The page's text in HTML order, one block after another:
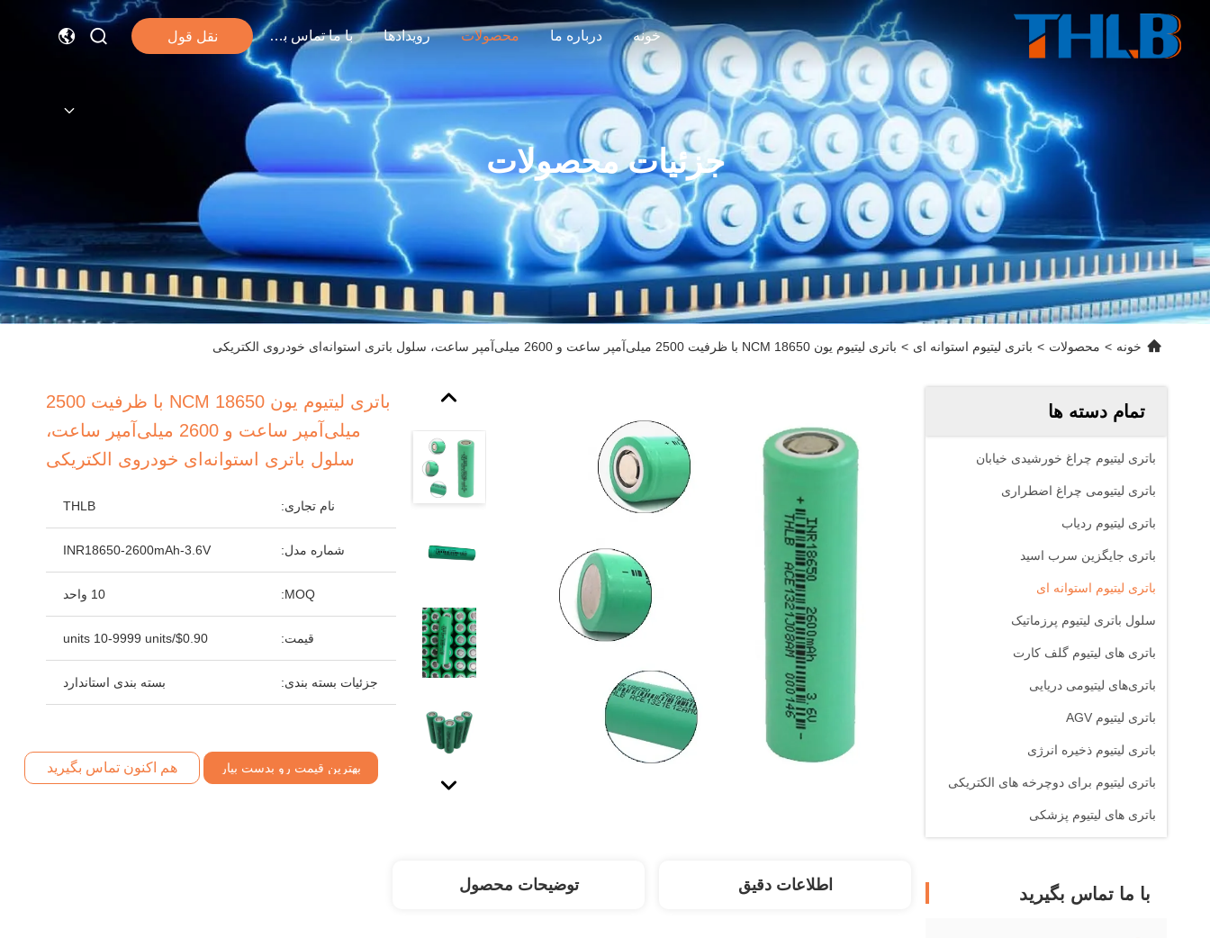
خونه درباره ما محصولات رویدادها با ما تماس بگیرید نقل قول
جزئیات محصولات
خونه > محصولات > باتری لیتیوم استوانه ای > باتری لیتیوم یون NCM 18650 با ظرفیت 2500 میلی‌آمپر ساعت و 2600 میلی‌آمپر ساعت، سلول باتری استوانه‌ای خودروی الکتریکی
تمام دسته ها
باتری لیتیوم چراغ خورشیدی خیابان
باتری لیتیومی چراغ اضطراری
باتری لیتیوم ردیاب
باتری جایگزین سرب اسید
باتری لیتیوم استوانه ای
سلول باتری لیتیوم پرزماتیک
باتری های لیتیوم گلف کارت
باتری‌های لیتیومی دریایی
باتری لیتیوم AGV
باتری لیتیوم ذخیره انرژی
باتری لیتیوم برای دوچرخه های الکتریکی
باتری های لیتیوم پزشکی
با ما تماس بگیرید
باتری لیتیوم یون NCM 18650 با ظرفیت 2500
میلی‌آمپر ساعت و 2600 میلی‌آمپر ساعت،
سلول باتری استوانه‌ای خودروی الکتریکی
نام تجاری: THLB
شماره مدل: INR18650-2600mAh-3.6V
MOQ: 10 واحد
قیمت: $0.90/units 10-9999 units
جزئیات بسته بندی: بسته بندی استاندارد
بهترین قیمت رو بدست بیار هم اکنون تماس بگیرید
اطلاعات دقیق توضیحات محصول